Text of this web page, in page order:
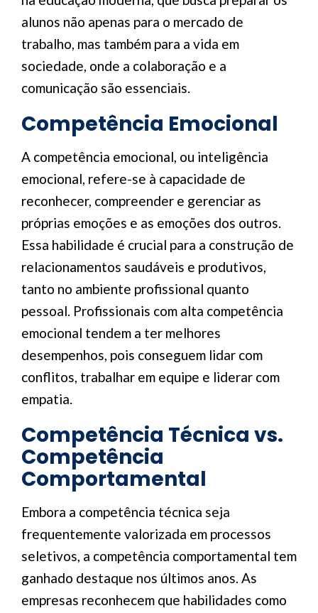
alunos não apenas para o mercado de
trabalho, mas também para a vida em
sociedade, onde a colaboração e a
comunicação são essenciais.
Competência Emocional
A competência emocional, ou inteligência
emocional, refere-se à capacidade de
reconhecer, compreender e gerenciar as
próprias emoções e as emoções dos outros.
Essa habilidade é crucial para a construção de
relacionamentos saudáveis e produtivos,
tanto no ambiente profissional quanto
pessoal. Profissionais com alta competência
emocional tendem a ter melhores
desempenhos, pois conseguem lidar com
conflitos, trabalhar em equipe e liderar com
empatia.
Competência Técnica vs.
Competência
Comportamental
Embora a competência técnica seja
frequentemente valorizada em processos
seletivos, a competência comportamental tem
ganhado destaque nos últimos anos. As
empresas reconhecem que habilidades como